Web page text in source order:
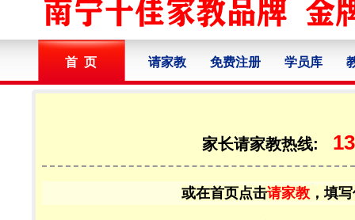
首 页 请家教 免费注册 学员库
家长请家教热线:
或在首页点击请家教 ，填